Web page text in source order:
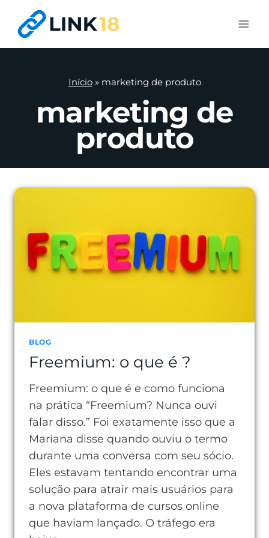
para
Início» marketing de produto
marketing de
produto
BLOG
Freemium: o que é ?
Freemium: o que é e como funciona
na prática “Freemium? Nunca ouvi
falar disso.” Foi exatamente isso que a
Mariana disse quando ouviu o termo
durante uma conversa com seu sócio.
Eles estavam tentando encontrar uma
solução para atrair mais usuários para
a nova plataforma de cursos online
que haviam lançado. O tráfego era